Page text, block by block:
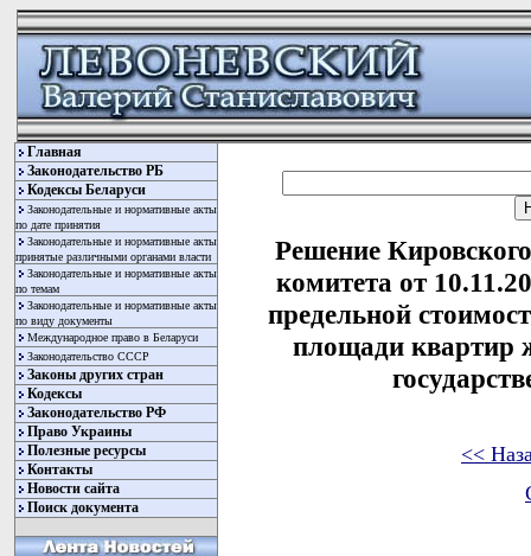
Главная
Законодательство РБ
Кодексы Беларуси
Законодательные и нормативные акты
по дате принятия
Законодательные и нормативные акты
принятые различными органами власти
Законодательные и нормативные акты
по темам
Законодательные и нормативные акты
по виду документы
Международное право в Беларуси
Законодательство СССР
Законы других стран
Кодексы
Законодательство РФ
Право Украины
Полезные ресурсы
Контакты
Новости сайта
Поиск документа
Решение
комитета от
предельной
площади квартир
<<